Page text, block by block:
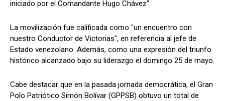
iniciado por el Comandante Hugo Chávez".
La movilización fue calificada como "un encuentro con
nuestro Conductor de Victorias", en referencia al jefe de
Estado venezolano. Además, como una expresión del triunfo
histórico alcanzado bajo su liderazgo el domingo 25 de mayo.
Cabe destacar que en la pasada jornada democrática, el Gran
Polo Patriótico Simón Bolívar (GPPSB) obtuvo un total de